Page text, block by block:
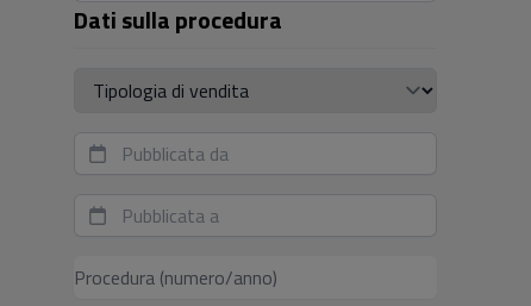
Dati sulla procedura
Tipologia di vendita